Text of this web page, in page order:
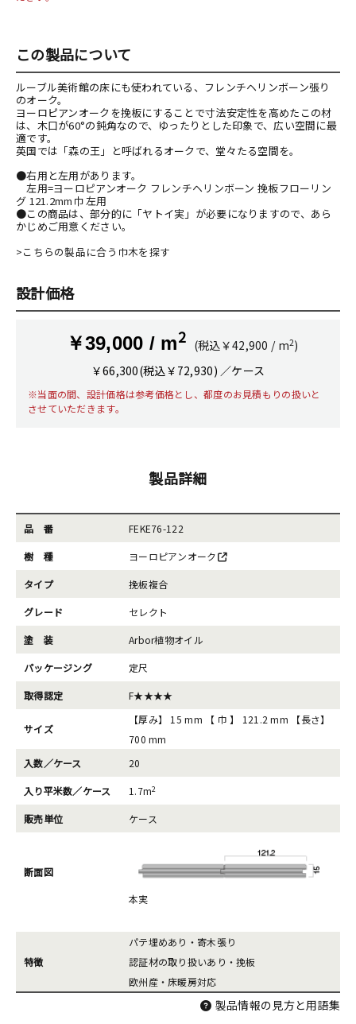
この製品について
ルーブル美術館の床にも使われている、フレンチヘリンボーン張り
のオーク。
ヨーロピアンオークを挽板にすることで寸法安定性を高めたこの材
は、木口が60°の鈍角なので、ゆったりとした印象で、広い空間に最
適です。
英国では「森の王」と呼ばれるオークで、堂々たる空間を。
●右用と左用があります。
左用=ヨーロピアンオーク フレンチヘリンボーン 挽板フローリン
グ 121.2mm巾 左用
●この商品は、部分的に「ヤトイ実」が必要になりますので、あら
かじめご用意ください。
>こちらの製品に合う巾木を探す
設計価格
￥39,000 / m2 (税込￥42,900 / m2)
￥66,300(税込￥72,930) ／ケース
※当面の間、設計価格は参考価格とし、都度のお見積もりの扱いと
させていただきます。
製品詳細
品 番 FEKE76-122
樹 種 ヨーロピアンオーク
タイプ 挽板複合
グレード セレクト
塗 装 Arbor植物オイル
パッケージング 定尺
取得認定 F★★★★
サイズ
【厚み】 15 mm 【 巾 】 121.2 mm 【長さ】
700 mm
入数／ケース
20
入り平米数／ケース 1.7m2
販売単位 ケース
断面図
本実
特徴
パテ埋めあり・寄木張り
認証材の取り扱いあり・挽板
欧州産・床暖房対応
製品情報の見方と用語集